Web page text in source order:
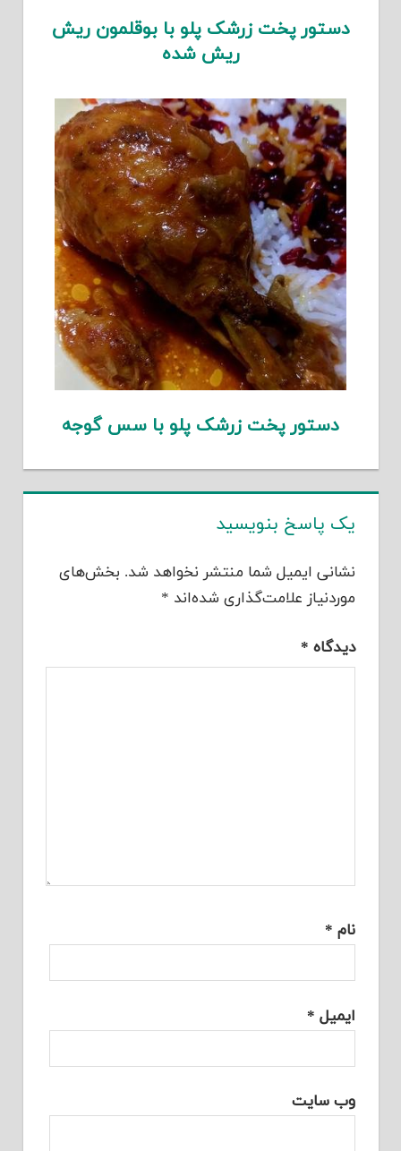
دستور پخت زرشک پلو با بوقلمون ریش
ریش شده
دستور پخت زرشک پلو با سس گوجه
یک پاسخ بنویسید
نشانی ایمیل شما منتشر نخواهد شد. بخش‌های
موردنیاز علامت‌گذاری شده‌اند *
دیدگاه *
نام *
ایمیل *
وب‌ سایت